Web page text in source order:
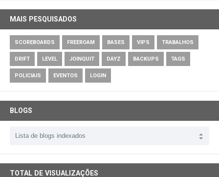
MAIS PESQUISADOS
SCOREBOARDS FREEROAM BASES VIPS TRABALHOS
DRIFT LEVEL JOINQUIT DAYZ BACKUPS TAGS
POLICIAIS EVENTOS LOGIN
BLOGS
TOTAL DE VISUALIZAÇÕES